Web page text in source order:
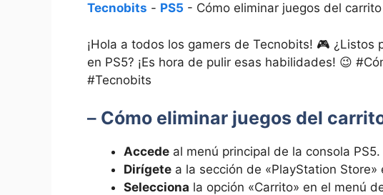
Tecnobits - PS5 - Cómo eliminar juegos del
¡Hola ‍a todos‍ los gamers de Tecnobits! ‌🎮⁤
en PS5? ¡Es hora de pulir esas habilidades! 😉
#Tecnobits
– Cómo eliminar juegos del
Accede al menú principal ‍de la consola PS5.
Dirígete a la sección​ de «PlayStation Store»⁤
Selecciona la opción «Carrito» en el ‍menú